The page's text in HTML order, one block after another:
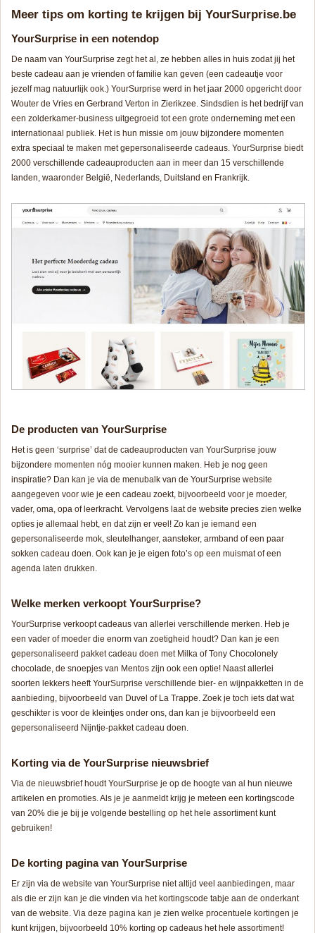
Meer tips om korting te krijgen bij YourSurprise.be
YourSurprise in een notendop
De naam van YourSurprise zegt het al, ze hebben alles in huis zodat jij het
beste cadeau aan je vrienden of familie kan geven (een cadeautje voor
jezelf mag natuurlijk ook.) YourSurprise werd in het jaar 2000 opgericht door
Wouter de Vries en Gerbrand Verton in Zierikzee. Sindsdien is het bedrijf van
een zolderkamer-business uitgegroeid tot een grote onderneming met een
internationaal publiek. Het is hun missie om jouw bijzondere momenten
extra speciaal te maken met gepersonaliseerde cadeaus. YourSurprise biedt
2000 verschillende cadeauproducten aan in meer dan 15 verschillende
landen, waaronder België, Nederlands, Duitsland en Frankrijk.
De producten van YourSurprise
Het is geen ‘surprise’ dat de cadeauproducten van YourSurprise jouw
bijzondere momenten nóg mooier kunnen maken. Heb je nog geen
inspiratie? Dan kan je via de menubalk van de YourSurprise website
aangegeven voor wie je een cadeau zoekt, bijvoorbeeld voor je moeder,
vader, oma, opa of leerkracht. Vervolgens laat de website precies zien welke
opties je allemaal hebt, en dat zijn er veel! Zo kan je iemand een
gepersonaliseerde mok, sleutelhanger, aansteker, armband of een paar
sokken cadeau doen. Ook kan je je eigen foto’s op een muismat of een
agenda laten drukken.
Welke merken verkoopt YourSurprise?
YourSurprise verkoopt cadeaus van allerlei verschillende merken. Heb je
een vader of moeder die enorm van zoetigheid houdt? Dan kan je een
gepersonaliseerd pakket cadeau doen met Milka of Tony Chocolonely
chocolade, de snoepjes van Mentos zijn ook een optie! Naast allerlei
soorten lekkers heeft YourSurprise verschillende bier- en wijnpakketten in de
aanbieding, bijvoorbeeld van Duvel of La Trappe. Zoek je toch iets dat wat
geschikter is voor de kleintjes onder ons, dan kan je bijvoorbeeld een
gepersonaliseerd Nijntje-pakket cadeau doen.
Korting via de YourSurprise nieuwsbrief
Via de nieuwsbrief houdt YourSurprise je op de hoogte van al hun nieuwe
artikelen en promoties. Als je je aanmeldt krijg je meteen een kortingscode
van 20% die je bij je volgende bestelling op het hele assortiment kunt
gebruiken!
De korting pagina van YourSurprise
Er zijn via de website van YourSurprise niet altijd veel aanbiedingen, maar
als die er zijn kan je die vinden via het kortingscode tabje aan de onderkant
van de website. Via deze pagina kan je zien welke procentuele kortingen je
kunt krijgen, bijvoorbeeld 10% korting op cadeaus het hele assortiment!